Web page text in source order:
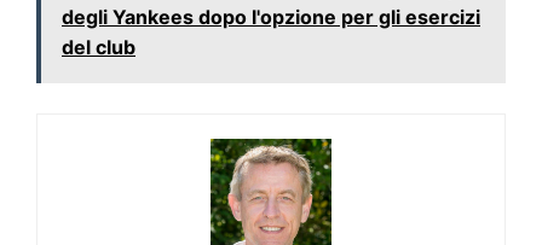
degli Yankees dopo l'opzione per gli esercizi
del club